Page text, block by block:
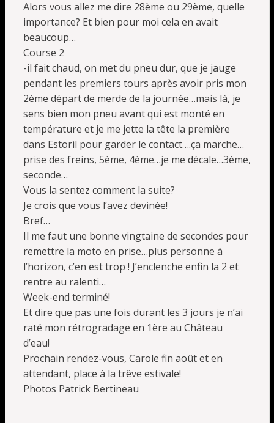
Alors vous allez me dire 28ème ou 29ème, quelle
importance? Et bien pour moi cela en avait
beaucoup…
Course 2
-il fait chaud, on met du pneu dur, que je jauge
pendant les premiers tours après avoir pris mon
2ème départ de merde de la journée…mais là, je
sens bien mon pneu avant qui est monté en
température et je me jette la tête la première
dans Estoril pour garder le contact….ça marche…
prise des freins, 5ème, 4ème…je me décale…3ème,
seconde…
Vous la sentez comment la suite?
Je crois que vous l’avez devinée!
Bref…
Il me faut une bonne vingtaine de secondes pour
remettre la moto en prise…plus personne à
l’horizon, c’en est trop ! J’enclenche enfin la 2 et
rentre au ralenti…
Week-end terminé!
Et dire que pas une fois durant les 3 jours je n’ai
raté mon rétrogradage en 1ère au Château
d’eau!
Prochain rendez-vous, Carole fin août et en
attendant, place à la trêve estivale!
Photos Patrick Bertineau